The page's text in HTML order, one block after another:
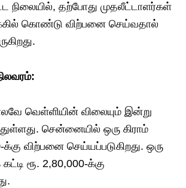
தற்போது முதலீட்டாளர்கள்
கொண்டு விற்பனை செய்வதால்
:
வெள்ளியின் விலையும் இன்று
சென்னையில் ஒரு கிராம்
விற்பனை செய்யப்படுகிறது. ஒரு
ரூ. 2,80,000-க்கு